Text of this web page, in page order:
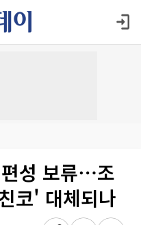
성 보류⋯조
코' 대체되나